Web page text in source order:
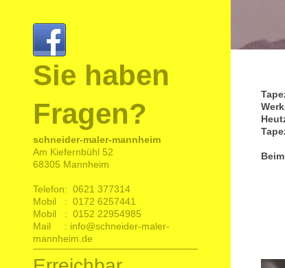
Sie haben
Fragen?
schneider-maler-mannheim
Am Kiefernbühl 52
68305 Mannheim
Telefon: 0621 377314
Mobil : 0172 6257441
Mobil : 0152 22954985
Mail : info@schneider-maler-
mannheim.de